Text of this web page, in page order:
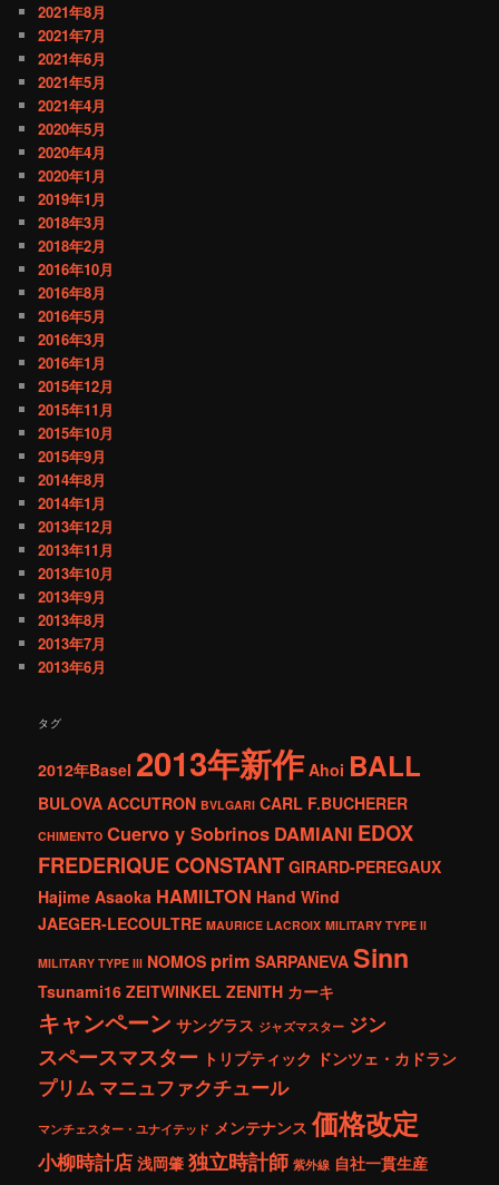
2021年8月
2021年7月
2021年6月
2021年5月
2021年4月
2020年5月
2020年4月
2020年1月
2019年1月
2018年3月
2018年2月
2016年10月
2016年8月
2016年5月
2016年3月
2016年1月
2015年12月
2015年11月
2015年10月
2015年9月
2014年8月
2014年1月
2013年12月
2013年11月
2013年10月
2013年9月
2013年8月
2013年7月
2013年6月
タグ
2012年Basel 2013年新作 Ahoi BALL
BULOVA ACCUTRON BVLGARI CARL F.BUCHERER
CHIMENTO Cuervo y Sobrinos DAMIANI EDOX
FREDERIQUE CONSTANT GIRARD-PEREGAUX
Hajime Asaoka HAMILTON Hand Wind
JAEGER-LECOULTRE MAURICE LACROIX MILITARY TYPE ll
MILITARY TYPE lll NOMOS prim SARPANEVA Sinn
Tsunami16 ZEITWINKEL ZENITH カーキ
キャンペーン サングラス ジャズマスター ジン
スペースマスター トリプティック ドンツェ・カドラン
プリム マニュファクチュール
マンチェスター・ユナイテッド メンテナンス 価格改定
小柳時計店 浅岡肇 独立時計師 紫外線 自社一貫生産